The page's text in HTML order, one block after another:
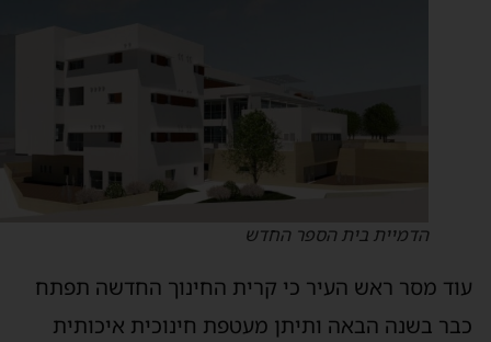
הדמיית בית הספר החדש
מסר ראש העיר כי קרית החינוך החדשה תפתח
בשנה הבאה ותיתן מעטפת חינוכית איכותית